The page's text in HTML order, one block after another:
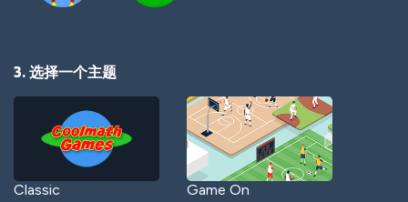
3. 选择一个主题
Classic Game On